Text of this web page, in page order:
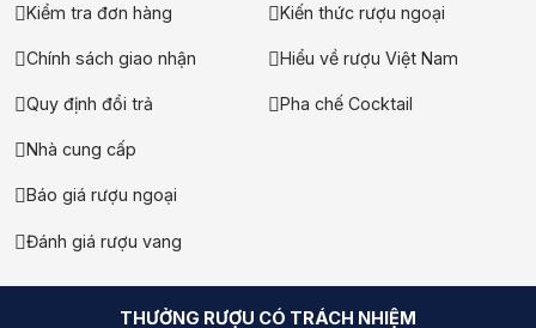
Kiểm tra đơn hàng
Chính sách giao nhận
Quy định đổi trả
Nhà cung cấp
Báo giá rượu ngoại
Đánh giá rượu vang
Kiến thức rượu ngoại
Hiểu về rượu Việt Nam
Pha chế Cocktail
THƯỞNG RƯỢU CÓ TRÁCH NHIỆM